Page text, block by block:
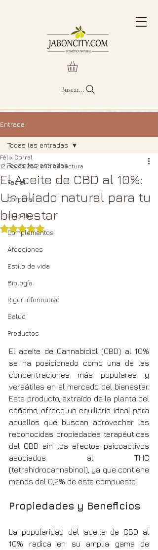
Buscar...
Entrada
Todas las entradas
Facial
Corporal
Cabello
Complementos
Afecciones
Estilo de vida
Biología
Rigor informativo
Salud
Productos
Todas las entradas
El Aceite de CBD al 10%:
Un aliado natural para tu
bienestar
Félix Corral
12 nov 2025 2 min de lectura
Obtuvo NaN de 5 estrellas.
El aceite de Cannabidiol (CBD) al 10%
se ha posicionado como una de las
concentraciones más populares y
versátiles en el mercado del bienestar.
Este producto, extraído de la planta del
cáñamo, ofrece un equilibrio ideal para
aquellos que buscan aprovechar las
reconocidas propiedades terapéuticas
del CBD sin los efectos psicoactivos
asociados al THC
(tetrahidrocannabinol), ya que contiene
menos del 0,2% de este compuesto.
Propiedades y Beneficios
La popularidad del aceite de CBD al
10% radica en su amplia gama de